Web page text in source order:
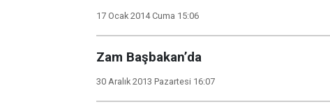
17 Ocak 2014 Cuma 15:06
Zam Başbakan’da
30 Aralık 2013 Pazartesi 16:07